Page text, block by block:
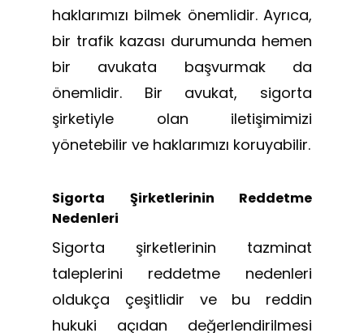
haklarımızı bilmek önemlidir. Ayrıca,
bir trafik kazası durumunda hemen
bir avukata başvurmak da
önemlidir. Bir avukat, sigorta
şirketiyle olan iletişimimizi
yönetebilir ve haklarımızı koruyabilir.
Sigorta Şirketlerinin Reddetme
Nedenleri
Sigorta şirketlerinin tazminat
taleplerini reddetme nedenleri
oldukça çeşitlidir ve bu reddin
hukuki açıdan değerlendirilmesi